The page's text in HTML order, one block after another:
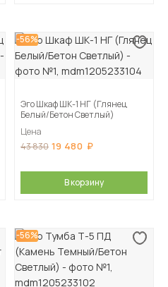
-56%
Эго Шкаф ШК-1 НГ (Глянец
Белый/Бетон Светлый)
Цена
43 830 19 480
В корзину
-56%